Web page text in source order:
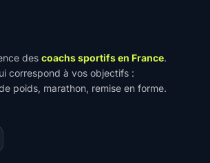
des coachs sportifs en France.
correspond à vos objectifs :
poids, marathon, remise en forme.